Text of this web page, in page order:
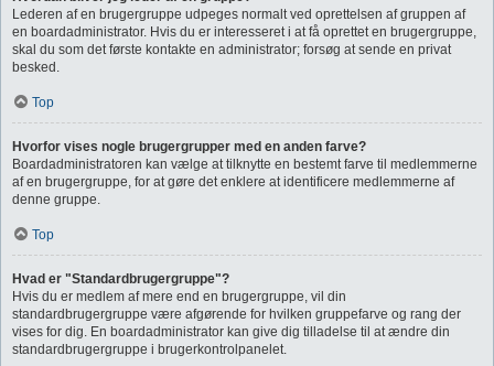
Lederen af en brugergruppe udpeges normalt ved oprettelsen af gruppen af
en boardadministrator. Hvis du er interesseret i at få oprettet en brugergruppe,
skal du som det første kontakte en administrator; forsøg at sende en privat
besked.
Top
Hvorfor vises nogle brugergrupper med en anden farve?
Boardadministratoren kan vælge at tilknytte en bestemt farve til medlemmerne
af en brugergruppe, for at gøre det enklere at identificere medlemmerne af
denne gruppe.
Top
Hvad er "Standardbrugergruppe"?
Hvis du er medlem af mere end en brugergruppe, vil din
standardbrugergruppe være afgørende for hvilken gruppefarve og rang der
vises for dig. En boardadministrator kan give dig tilladelse til at ændre din
standardbrugergruppe i brugerkontrolpanelet.